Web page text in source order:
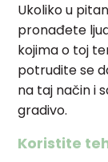
Ukoliko u
pronađete
kojima o toj
potrudite se
na taj način i
gradivo.
Koristite